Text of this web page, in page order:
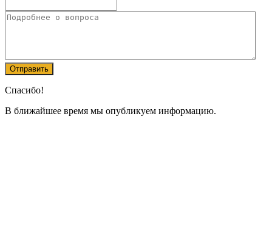
Спасибо!
В ближайшее время мы опубликуем информацию.